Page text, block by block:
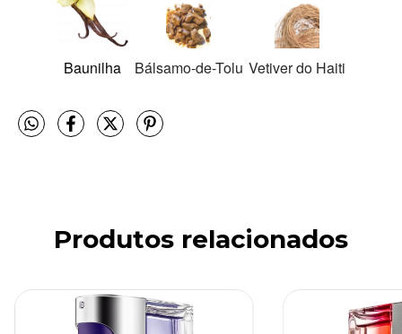
Baunilha Bálsamo-de-Tolu Vetiver do Haiti
Produtos relacionados